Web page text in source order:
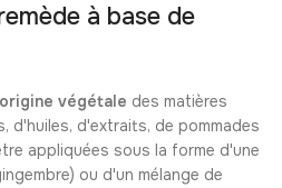
à base de
origine végétale des matières
d'huiles, d'extraits, de pommades
appliquées sous la forme d'une
ou d'un mélange de